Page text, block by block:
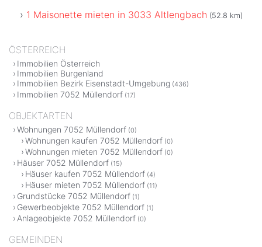
1 Maisonette mieten in 3033 Altlengbach (52.8 km)
ÖSTERREICH
Immobilien Österreich
Immobilien Burgenland
Immobilien Bezirk Eisenstadt-Umgebung (436)
Immobilien 7052 Müllendorf (17)
OBJEKTARTEN
Wohnungen 7052 Müllendorf (0)
Wohnungen kaufen 7052 Müllendorf (0)
Wohnungen mieten 7052 Müllendorf (0)
Häuser 7052 Müllendorf (15)
Häuser kaufen 7052 Müllendorf (4)
Häuser mieten 7052 Müllendorf (11)
Grundstücke 7052 Müllendorf (1)
Gewerbeobjekte 7052 Müllendorf (1)
Anlageobjekte 7052 Müllendorf (0)
GEMEINDEN